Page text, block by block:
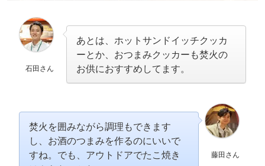
石田さん
あとは、ホットサンドイッチクッカ
ーとか、おつまみクッカーも焚火の
お供におすすめしてます。
藤田さん
焚火を囲みながら調理もできます
し、お酒のつまみを作るのにいいで
すね。でも、アウトドアでたこ焼き